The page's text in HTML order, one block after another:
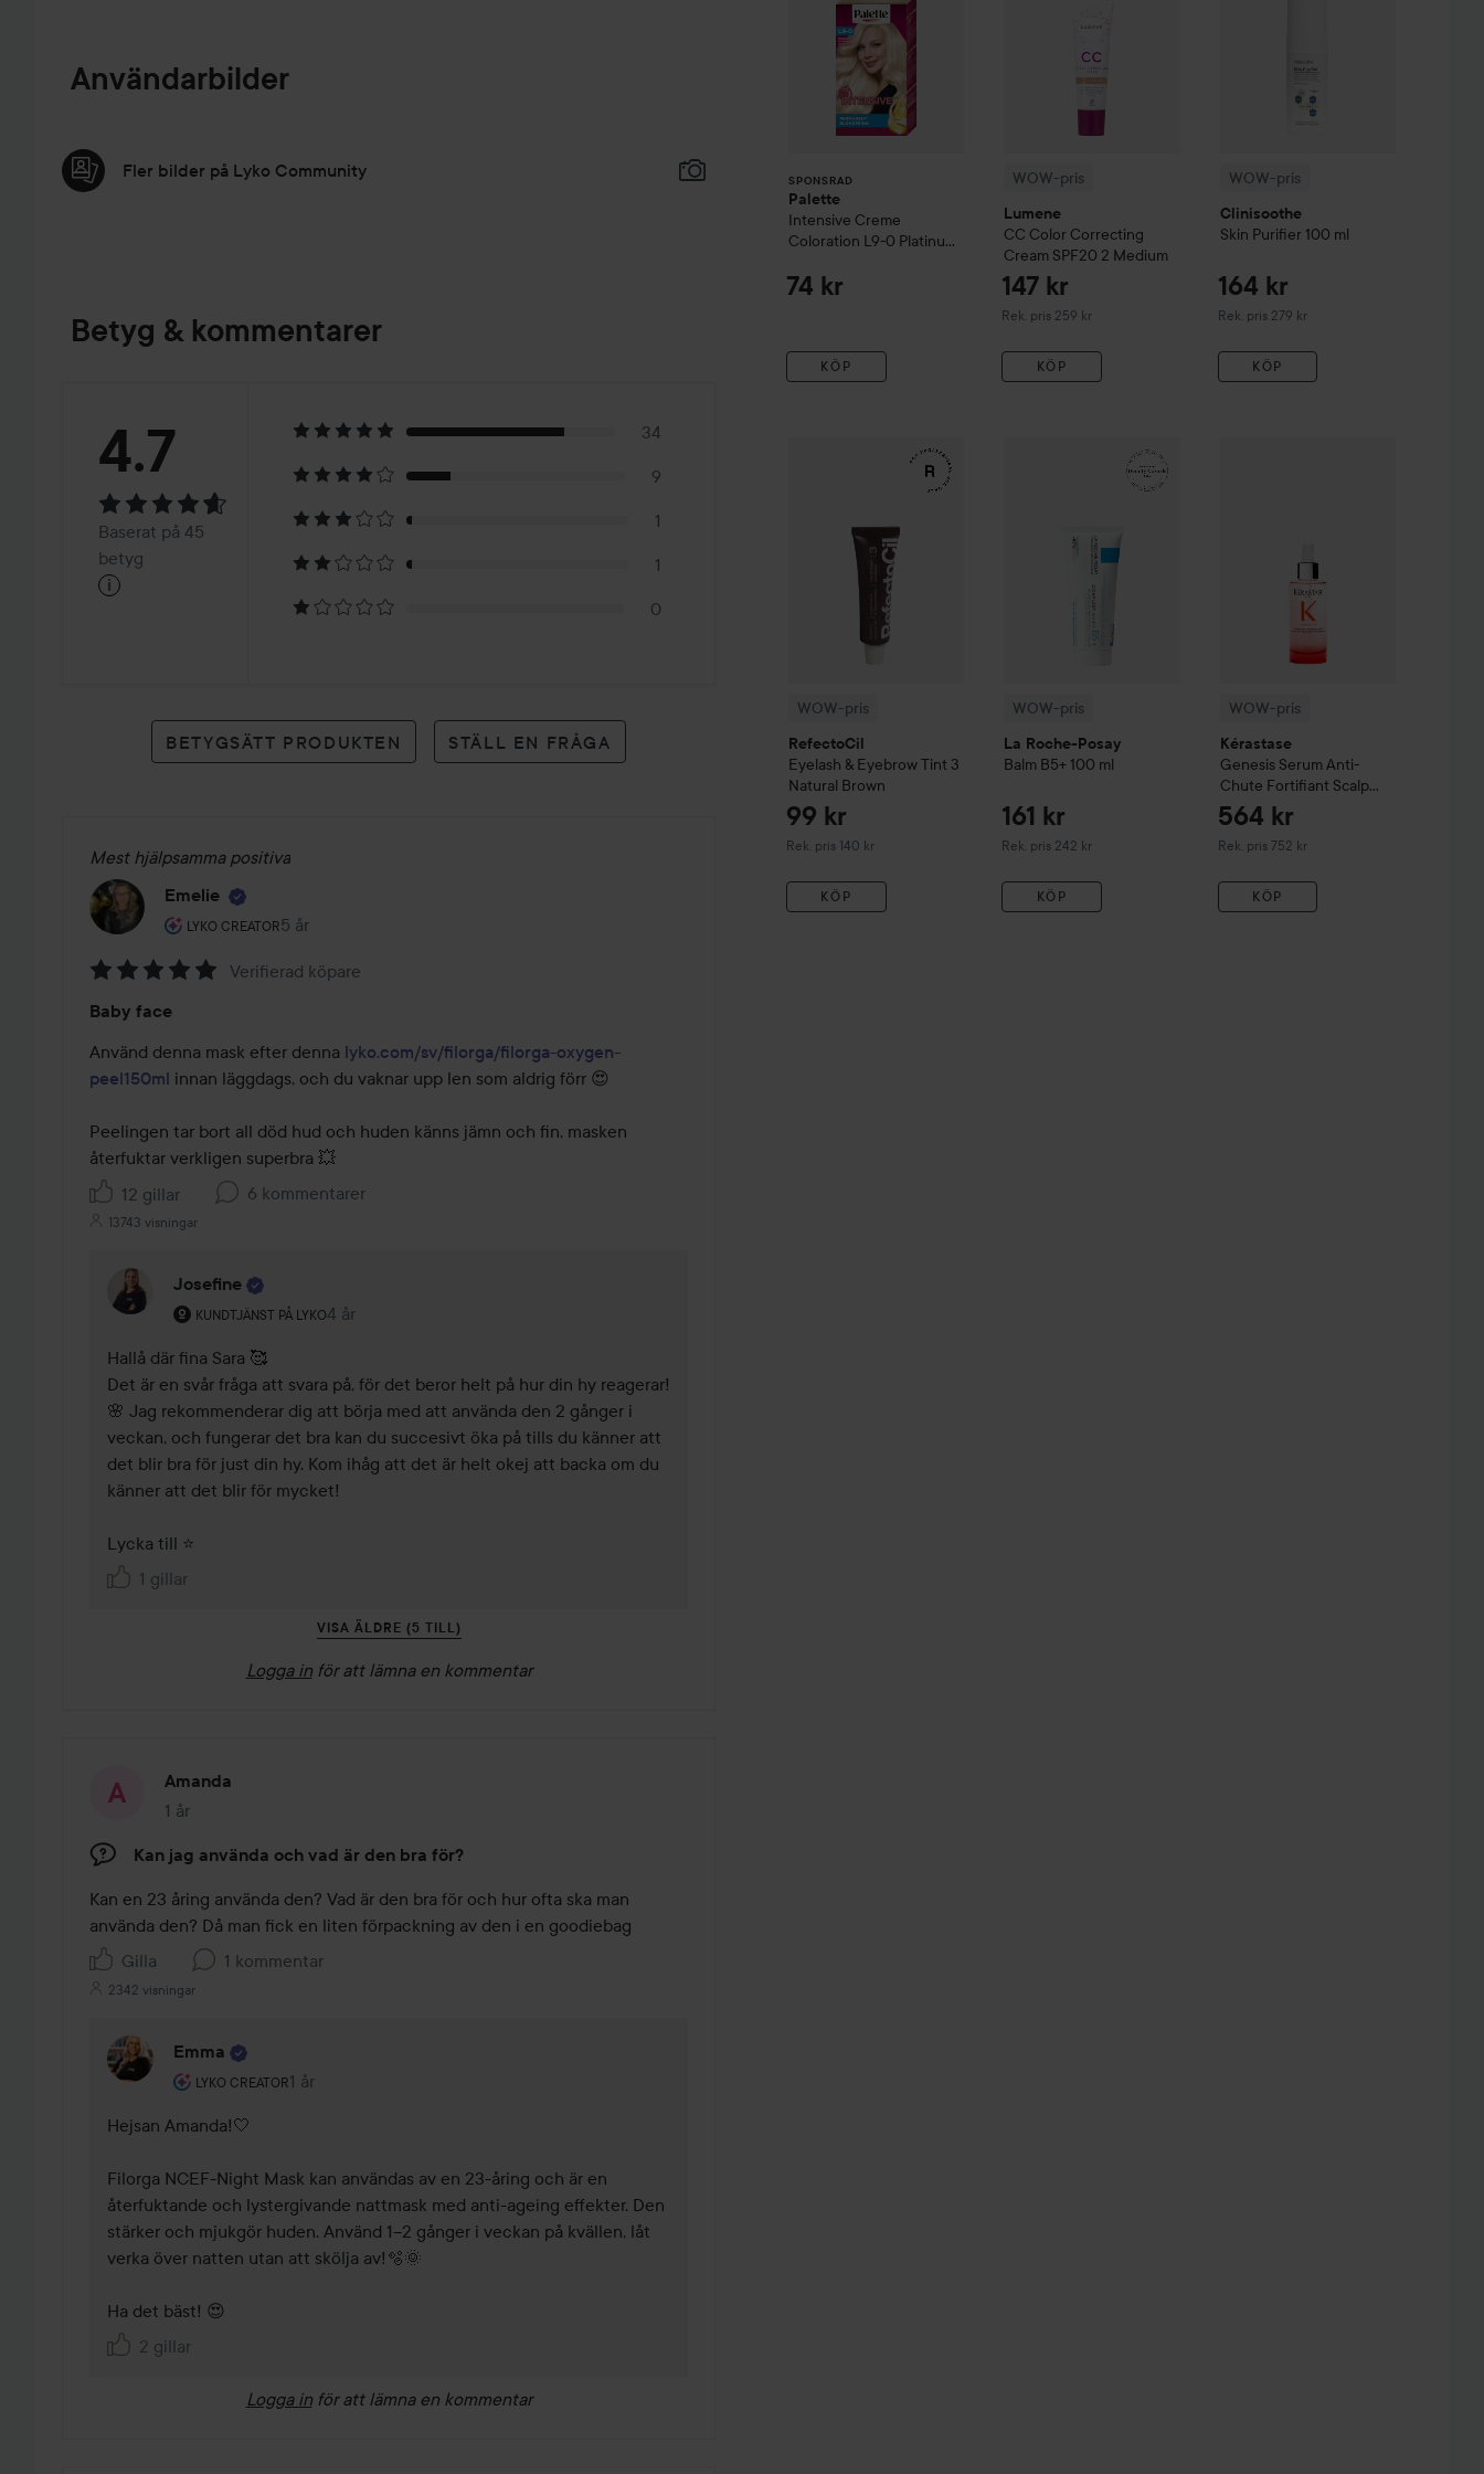
Användarbilder
Fler bilder på Lyko Community
Betyg & kommentarer
Betyg:
4.7Baserat
på
betyg
4.7
Baserat på 45
betyg
i
34
9
1
1
0
BETYGSÄTT PRODUKTEN STÄLL EN FRÅGA
Mest hjälpsamma positiva
Emelie
LYKO CREATOR
Användarens roll: Lyko Creator.
5 år
Inlägget skapades 5 år
5
av
5
Verifierad köpare
Baby face
Använd denna mask efter denna lyko.com/sv/filorga/filorga-oxygen-
peel150ml innan läggdags, och du vaknar upp len som aldrig förr 😍
Peelingen tar bort all död hud och huden känns jämn och fin, masken
återfuktar verkligen superbra 💥
12 gillar
6 kommentarer
13743 visningar
Josefine
KUNDTJÄNST PÅ LYKO
Användarens roll: Kundtjänst på Lyko.
4 år
Kommentaren lades 4 år
Hallå där fina Sara 🥰
Det är en svår fråga att svara på, för det beror helt på hur din hy reagerar!
🌸 Jag rekommenderar dig att börja med att använda den 2 gånger i
veckan, och fungerar det bra kan du succesivt öka på tills du känner att
det blir bra för just din hy. Kom ihåg att det är helt okej att backa om du
känner att det blir för mycket!
Lycka till ⭐
1 gillar
VISA ÄLDRE (5 TILL)
Logga in för att lämna en kommentar
Amanda
1 år
Inlägget skapades 1 år
Kan jag använda och vad är den bra för?
Kan en 23 åring använda den? Vad är den bra för och hur ofta ska man
använda den? Då man fick en liten förpackning av den i en goodiebag
Gilla
1 kommentar
2342 visningar
Emma
LYKO CREATOR
Användarens roll: Lyko Creator.
1 år
Kommentaren lades 1 år
Hejsan Amanda!🤍
Filorga NCEF-Night Mask kan användas av en 23-åring och är en
återfuktande och lystergivande nattmask med anti-ageing effekter. Den
stärker och mjukgör huden. Använd 1–2 gånger i veckan på kvällen, låt
verka över natten utan att skölja av!🫧🌞
Ha det bäst! 😍
2 gillar
Logga in för att lämna en kommentar
SPONSRAD
Palette
Intensive Creme
Coloration L9-0 Platinum
74 kr
KÖP
WOW-pris
Lumene
CC Color Correcting
Cream SPF20 2 Medium
147 kr
Rek. pris 259 kr
Rekommenderat pris 259 kr
KÖP
WOW-pris
Clinisoothe
Skin Purifier 100 ml
164 kr
Rek. pris 279 kr
Rekommenderat pris 279 kr
KÖP
WOW-pris
RefectoCil
Eyelash & Eyebrow Tint 3
Natural Brown
99 kr
Rek. pris 140 kr
Rekommenderat pris 140 kr
KÖP
RefectoCilEyelash & Eyebrow Tint 3 Natural Brown
WOW-pris
La Roche-Posay
Balm B5+ 100 ml
161 kr
Rek. pris 242 kr
Rekommenderat pris 242 kr
KÖP
La Roche-Posay
WOW-pris
Kérastase
Genesis Serum Anti-
Chute Fortifiant Scalp
Serum 90 ml
564 kr
Rek. pris 752 kr
Rekommenderat pris 752 kr
KÖP